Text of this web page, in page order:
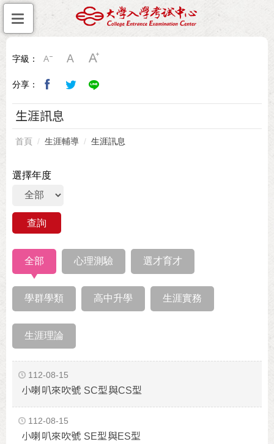
字級：
分享：
生涯訊息
首頁 生涯輔導 生涯訊息
選擇年度
全部 心理測驗 選才育才
學群學類 高中升學 生涯實務
生涯理論
112-08-15
小喇叭來吹號 SC型與CS型
112-08-15
小喇叭來吹號 SE型與ES型